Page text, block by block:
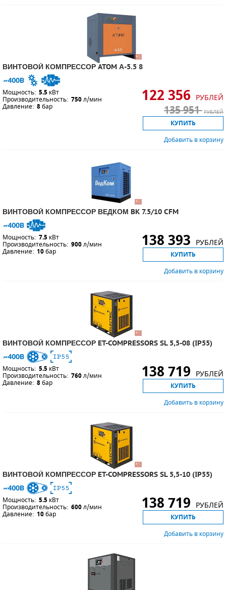
ВИНТОВОЙ КОМПРЕССОР ATOM А-5.5 8
Мощность: 5.5 кВт
Производительность: 750л/мин
Давление: 8бар
122 356 РУБЛЕЙ
135 951 РУБЛЕЙ
КУПИТЬ
Добавить в корзину
ВИНТОВОЙ КОМПРЕССОР ВЕДКОМ BK 7.5/10 CFM
Мощность: 7.5 кВт
Производительность: 900л/мин
Давление: 10бар
138 393 РУБЛЕЙ
КУПИТЬ
Добавить в корзину
ВИНТОВОЙ КОМПРЕССОР ET-COMPRESSORS SL 5,5-08 (IP55)
Мощность: 5.5 кВт
Производительность: 760л/мин
Давление: 8бар
138 719 РУБЛЕЙ
КУПИТЬ
Добавить в корзину
ВИНТОВОЙ КОМПРЕССОР ET-COMPRESSORS SL 5,5-10 (IP55)
Мощность: 5.5 кВт
Производительность: 600л/мин
Давление: 10бар
138 719 РУБЛЕЙ
КУПИТЬ
Добавить в корзину